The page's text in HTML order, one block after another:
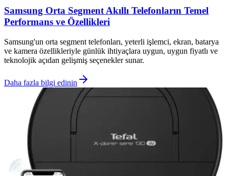
Samsung Orta Segment Akıllı Telefonların Temel
Performans ve Özellikleri
Samsung'un orta segment telefonları, yeterli işlemci, ekran, batarya
ve kamera özellikleriyle günlük ihtiyaçlara uygun, uygun fiyatlı ve
teknolojik açıdan gelişmiş seçenekler sunar.
Daha fazla bilgi edinin